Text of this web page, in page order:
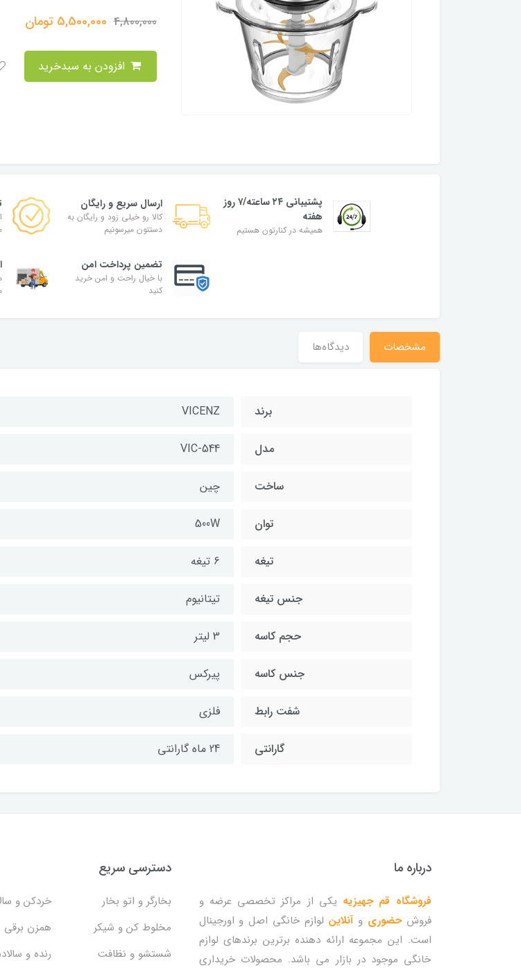
4,800,000
5,500,000 تومان
پشتیبانی ۲۴ ساعته/۷ روز
هفته
همیشه در کنارتون هستیم
ارسال سریع و رایگان
کالا رو خیلی زود و رایگان به
دستتون میرسونیم
تضمین پرداخت امن
با خیال راحت و امن خرید
کنید
مشخصات دیدگاه‌ها
برند VICENZ
مدل VIC-544
ساخت چین
توان 500W
تیغه 6 تیغه
جنس تیغه تیتانیوم
حجم کاسه 3 لیتر
جنس کاسه پیرکس
شفت رابط فلزی
گارانتی 24 ماه گارانتی
درباره ما
فروشگاه قم جهیزیه یکی از مراکز تخصصی عرضه و
فروشحضوری و آنلاین لوازم خانگی اصل و اورجینال
است. این مجموعه ارائه دهنده برترین برندهای لوازم
خانگی موجود در بازار می باشد. محصولات خریداری
دسترسی سریع
بخارگر و اتو بخار
خردکن و
مخلوط کن و شیکر
همزن برقی
شستشو و نظافت
رنده و